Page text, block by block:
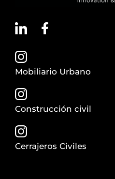
Mobiliario Urbano
Construcción civil
Cerrajeros Civiles